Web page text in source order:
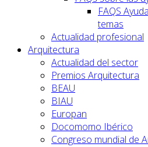
FAQS
temas
Actualidad profesional
Arquitectura
Actualidad del sector
Premios Arquitectura
BEAU
BIAU
Europan
Docomomo Ibérico
Congreso mundial de